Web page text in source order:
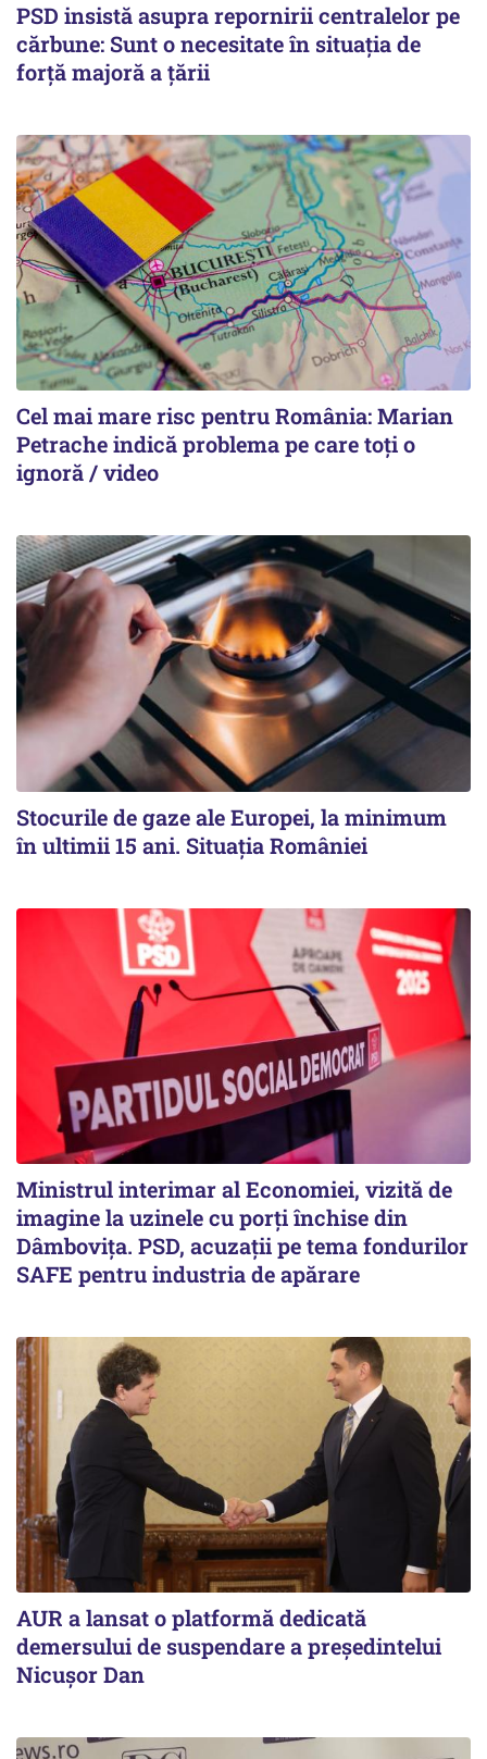
PSD insistă asupra repornirii centralelor pe
cărbune: Sunt o necesitate în situația de
forță majoră a țării
Cel mai mare risc pentru România: Marian
Petrache indică problema pe care toți o
ignoră / video
Stocurile de gaze ale Europei, la minimum
în ultimii 15 ani. Situația României
Ministrul interimar al Economiei, vizită de
imagine la uzinele cu porți închise din
Dâmbovița. PSD, acuzații pe tema fondurilor
SAFE pentru industria de apărare
AUR a lansat o platformă dedicată
demersului de suspendare a președintelui
Nicușor Dan